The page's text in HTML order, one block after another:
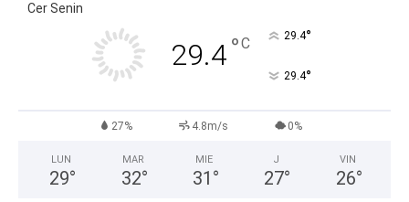
Cer Senin
29.4°C 29.4°
29.4°
27% 4.8m/s 0%
LUN
29°
MAR
32°
MIE
31 °
J
27°
VIN
26°